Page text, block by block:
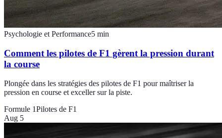
Psychologie et Performance5 min
Comment les pilotes de F1 gèrent la pression durant
la course
Plongée dans les stratégies des pilotes de F1 pour maîtriser la
pression en course et exceller sur la piste.
Formule 1Pilotes de F1
Aug 5